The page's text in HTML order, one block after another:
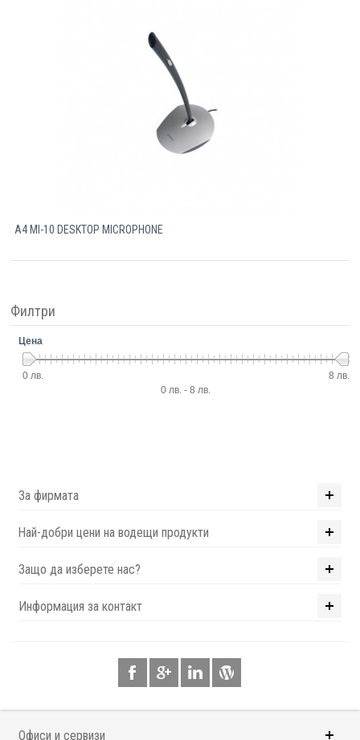
A4 MI-10 DESKTOP MICROPHONE
Филтри
Цена
0 лв.
8 лв.
0 лв. - 8 лв.
За фирмата
Най-добри цени на водещи продукти
Защо да изберете нас?
Информация за контакт
Офиси и сервизи